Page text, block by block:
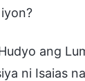
ang
ni Isaias